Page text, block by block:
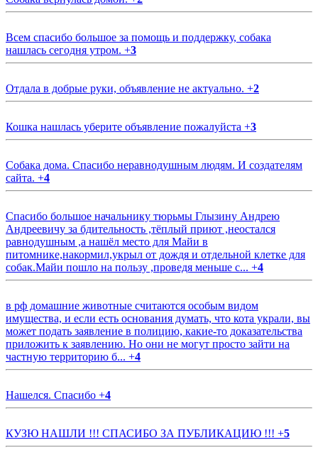
Всем спасибо большое за помощь и поддержку, собака
нашлась сегодня утром. +3
Отдала в добрые руки, объявление не актуально. +2
Кошка нашлась уберите объявление пожалуйста +3
Собака дома. Спасибо неравнодушным людям. И создателям
сайта. +4
Спасибо большое начальнику тюрьмы Глызину Андрею
Андреевичу за бдительность ,тёплый приют ,неостался
равнодушным ,а нашёл место для Майи в
питомнике,накормил,укрыл от дождя и отдельной клетке для
собак.Майи пошло на пользу ,проведя меньше с... +4
в рф домашние животные считаются особым видом
имущества, и если есть основания думать, что кота украли, вы
может подать заявление в полицию, какие-то доказательства
приложить к заявлению. Но они не могут просто зайти на
частную территорию б... +4
Нашелся. Спасибо +4
КУЗЮ НАШЛИ !!! СПАСИБО ЗА ПУБЛИКАЦИЮ !!! +5